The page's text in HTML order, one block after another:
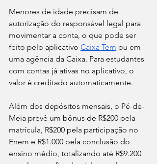
Menores de idade precisam de
autorização do responsável legal para
movimentar a conta, o que pode ser
feito pelo aplicativo Caixa Tem ou em
uma agência da Caixa. Para estudantes
com contas já ativas no aplicativo, o
valor é creditado automaticamente.
Além dos depósitos mensais, o Pé-de-
Meia prevê um bônus de R$200 pela
matrícula, R$200 pela participação no
Enem e R$1.000 pela conclusão do
ensino médio, totalizando até R$9.200